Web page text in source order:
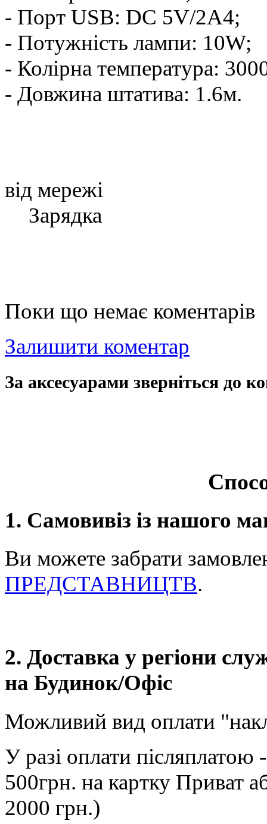
- Порт USB: DC 5V/2A4;
- Потужність лампи: 10W;
- Колірна температура:
- Довжина штатива: 1.6м.
від мережі
Зарядка
Поки що немає коментарів
Залишити коментар
За аксесуарами зверніться до
1. Самовивіз із нашого
Ви можете забрати
ПРЕДСТАВНИЦТВ.
2. Доставка у регіони
на Будинок/Офіс
Можливий вид оплати
У разі оплати післяплатою
500грн. на картку Приват
2000 грн.)